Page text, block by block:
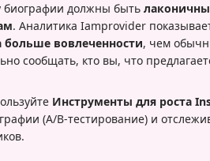
биографии должны быть
. Аналитика Iamprovider
больше вовлеченности, чем
сообщать, кто вы, что
Инструменты для роста
(A/B-тестирование) и